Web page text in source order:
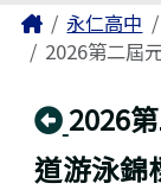
主內容區域
Home永仁高中
2026第二屆
回上頁
2026
道游泳錦
頁尾區域